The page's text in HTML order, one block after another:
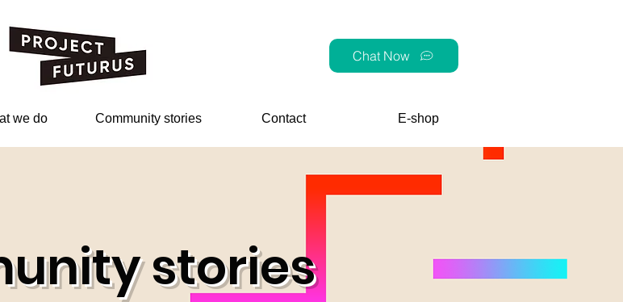
Chat Now
we do Community stories Contact E-shop
stories